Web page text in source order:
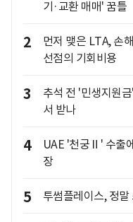
기·교환 매매' 꿈틀
2
먼저 맺은 LTA, 손
선점의 기회비용
3
추석 전 '민생지원
서 받나
4
UAE '천궁Ⅱ' 수출
장
5 투썸플레이스, 정